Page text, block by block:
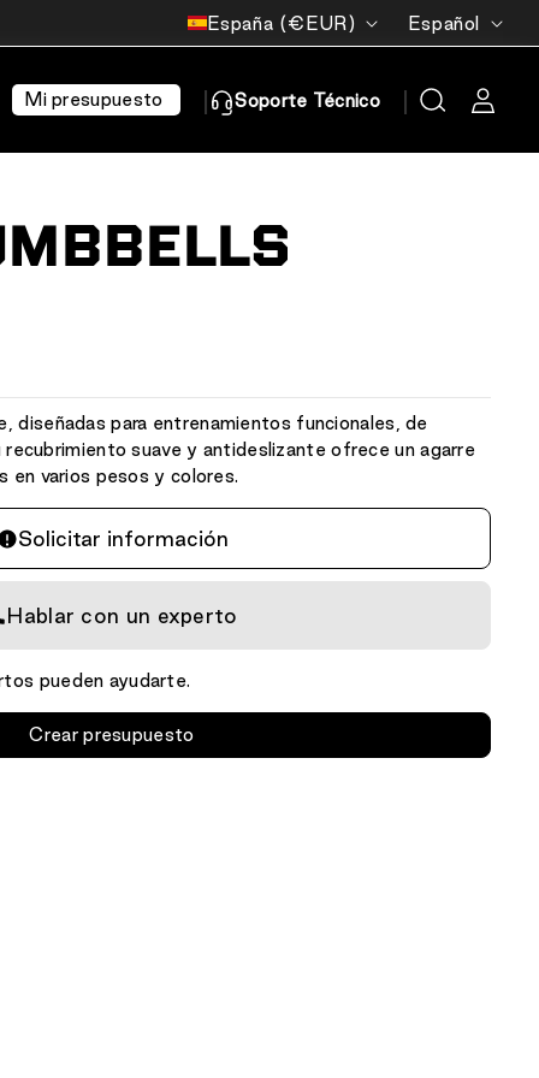
País/región España (€EUR) Idioma
Español
Mi presupuesto Soporte Técnico
diseñadas para entrenamientos funcionales, de
suave y antideslizante ofrece un agarre
en varios pesos y colores.
Solicitar información
Hablar con un experto
pueden ayudarte.
Crear presupuesto